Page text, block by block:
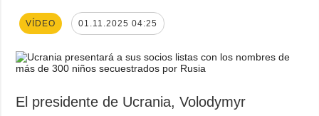
VÍDEO 01.11.2025 04:25
El presidente de Ucrania, Volodymyr